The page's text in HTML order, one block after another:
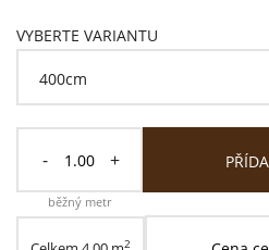
VYBERTE VARIANTU
- +
běžný metr
2